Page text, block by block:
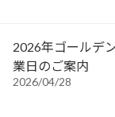
2026年ゴールデ
業日のご案内
2026/04/28